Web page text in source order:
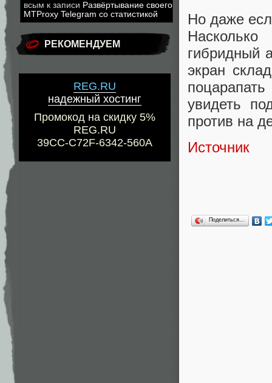
всым к записи Развёртывание своего
MTProxy Telegram со статистикой
РЕКОМЕНДУЕМ
REG.RU
надежный хостинг
Промокод на скидку 5%
REG.RU
39CC-C72F-6342-560A
Но даже
гибридный
экран
увидеть
против на
Источник
Поделиться…